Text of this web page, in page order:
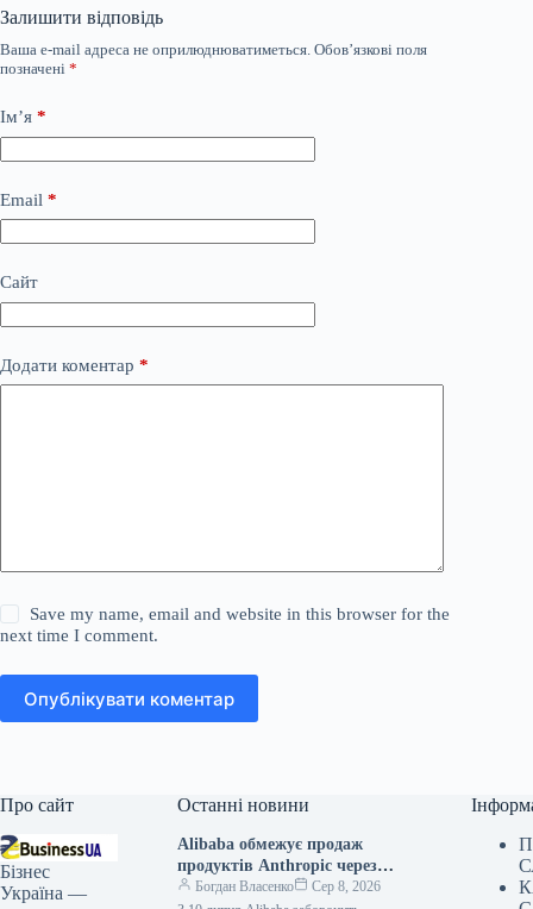
Залишити відповідь
Ваша e-mail адреса не оприлюднюватиметься. Обов’язкові поля
позначені *
Ім’я *
Email *
Сайт
Додати коментар *
Save my name, email and website in this browser for the
next time I comment.
Опублікувати коментар
Про сайт
Бізнес
Україна —
Останні новини
Alibaba обмежує продаж
продуктів Anthropic через
загрози безпеці
Богдан Власенко
Сер 8, 2026